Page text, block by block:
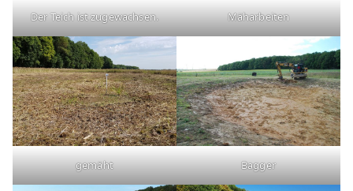
Der Teich ist zugewachsen. Mäharbeiten
gemäht Bagger